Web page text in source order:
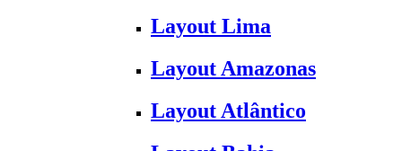
Layout Lima
Layout Amazonas
Layout Atlântico